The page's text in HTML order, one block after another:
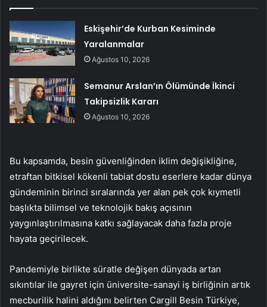
Eskişehir’de Kurban Kesiminde
Yaralanmalar
Ağustos 10, 2026
Semanur Arslan’ın Ölümünde İkinci
Takipsizlik Kararı
Ağustos 10, 2026
Bu kapsamda, besin güvenliğinden iklim değişikliğine,
etraftan bitkisel kökenli tabiat dostu eserlere kadar dünya
gündeminin birinci sıralarında yer alan pek çok kıymetli
başlıkta bilimsel ve teknolojik bakış açısının
yaygınlaştırılmasına katkı sağlayacak daha fazla proje
hayata geçirilecek.
Pandemiyle birlikte süratle değişen dünyada artan
sıkıntılar ile gayret için üniversite-sanayi iş birliğinin artık
mecburilik halini aldığını belirten Cargill Besin Türkiye,